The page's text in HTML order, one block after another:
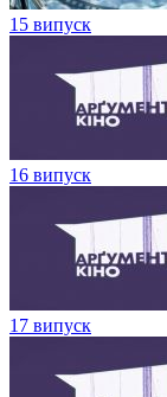
15 випуск
16 випуск
17 випуск